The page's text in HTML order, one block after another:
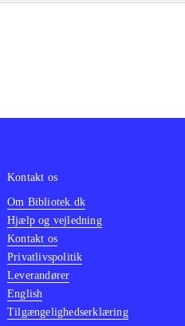
Kontakt os
Om Bibliotek.dk
Hjælp og vejledning
Kontakt os
Privatlivspolitik
Leverandører
English
Tilgængelighedserklæring